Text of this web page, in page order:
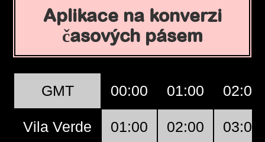
Aplikace na konverzi
časových pásem
GMT 00:00 01:00 02:00
Vila Verde 01:00 02:00 03:00